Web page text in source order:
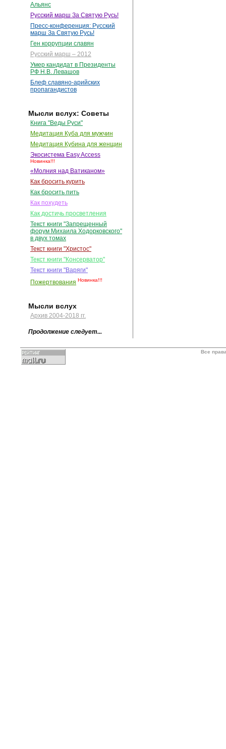
Альянс
Русский марш За Святую Русь!
Пресс-конференция: Русский
марш За Святую Русь!
Ген коррупции славян
Русский марш – 2012
Умер кандидат в Президенты
РФ Н.В. Левашов
Блеф славяно-арийских
пропагандистов
Мысли вслух: Советы
Книга "Веды Руси"
Медитация Куба для мужчин
Медитация Кубина для женщин
Экосистема Easy Access
Новинка!!!
«Молния над Ватиканом»
Как бросить курить
Как бросить пить
Как похудеть
Как достичь просветления
Текст книги "Запрещенный
форум Михаила Ходорковского"
в двух томах
Текст книги "Христос"
Текст книги "Консерватор"
Текст книги "Варяги"
Пожертвования Новинка!!!
Мысли вслух
Архив 2004-2018 гг.
Продолжение следует...
Все